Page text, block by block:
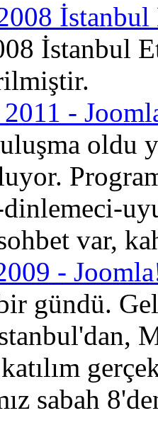
İstanbul
-
oldu
dinlemeci-
var,
-
gündü.
sabah